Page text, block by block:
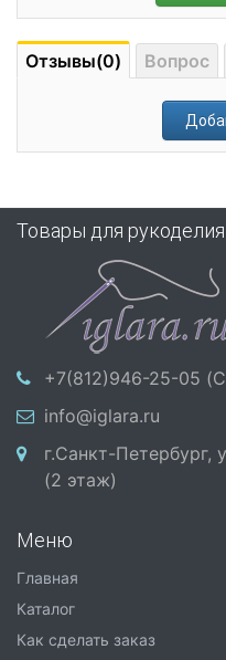
Отзывы(0) Вопрос
Товары для рукоделия
+7(812)946-25-05
info@iglara.ru
г.Санкт-Петербург,
(2 этаж)
Меню
Главная
Каталог
Как сделать заказ